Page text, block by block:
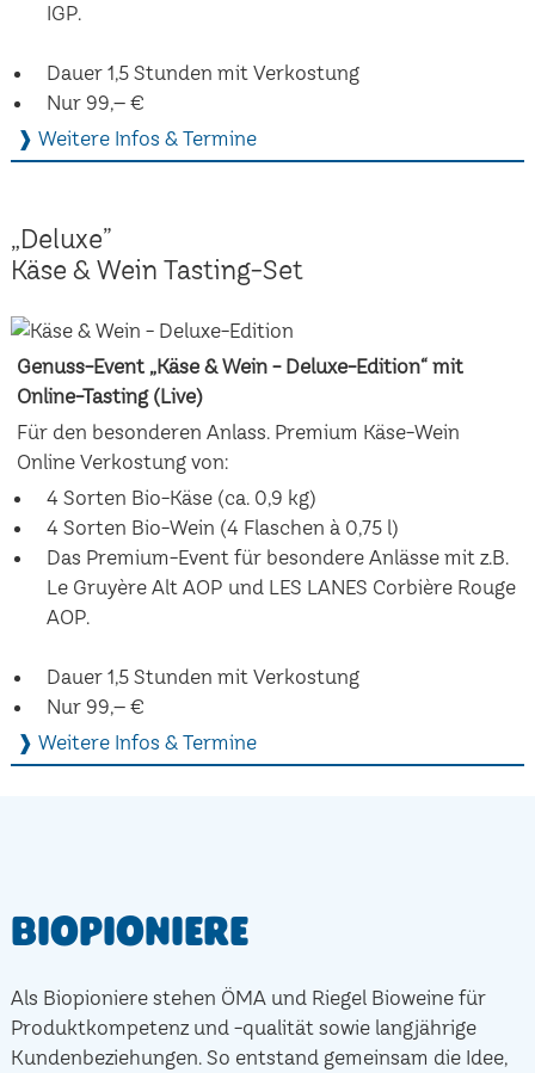
IGP.
Dauer 1,5 Stunden mit Verkostung
Nur 99,– €
❱ Weitere Infos & Termine
„Deluxe”
Käse & Wein Tasting-Set
Genuss-Event „Käse & Wein - Deluxe-Edition“ mit
Online-Tasting (Live)
Für den besonderen Anlass. Premium Käse-Wein
Online Verkostung von:
4 Sorten Bio-Käse (ca. 0,9 kg)
4 Sorten Bio-Wein (4 Flaschen à 0,75 l)
Das Premium-Event für besondere Anlässe mit z.B.
Le Gruyère Alt AOP und LES LANES Corbière Rouge
AOP.
Dauer 1,5 Stunden mit Verkostung
Nur 99,– €
❱ Weitere Infos & Termine
Biopioniere
Als Biopioniere stehen ÖMA und Riegel Bioweine für
Produktkompetenz und -qualität sowie langjährige
Kundenbeziehungen. So entstand gemeinsam die Idee,